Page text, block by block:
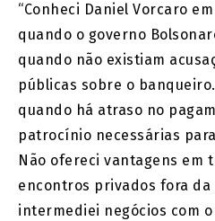
“Conheci Daniel Vorcaro
quando o governo
quando não existiam
públicas sobre o
quando há atraso no
patrocínio necessárias
Não ofereci vantagens em
encontros privados fora da
intermediei negócios com